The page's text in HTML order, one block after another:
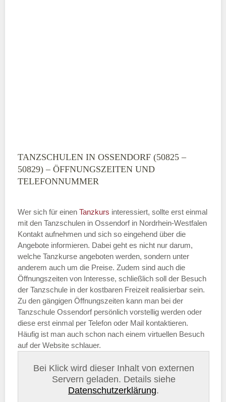
TANZSCHULEN IN OSSENDORF (50825 –
50829) – ÖFFNUNGSZEITEN UND
TELEFONNUMMER
Wer sich für einen Tanzkurs interessiert, sollte erst einmal
mit den Tanzschulen in Ossendorf in Nordrhein-Westfalen
Kontakt aufnehmen und sich so eingehend über die
Angebote informieren. Dabei geht es nicht nur darum,
welche Tanzkurse angeboten werden, sondern unter
anderem auch um die Preise. Zudem sind auch die
Öffnungszeiten von Interesse, schließlich soll der Besuch
der Tanzschule in der kostbaren Freizeit realisierbar sein.
Zu den gängigen Öffnungszeiten kann man bei der
Tanzschule Ossendorf persönlich vorstellig werden oder
diese erst einmal per Telefon oder Mail kontaktieren.
Häufig ist man auch schon nach einem virtuellen Besuch
auf der Website schlauer.
Bei Klick wird dieser Inhalt von externen
Servern geladen. Details siehe
Datenschutzerklärung.